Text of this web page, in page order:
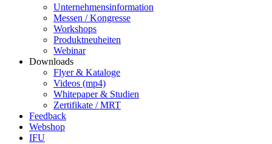
Unternehmensinformation
Messen / Kongresse
Workshops
Produktneuheiten
Webinar
Downloads
Flyer & Kataloge
Videos (mp4)
Whitepaper & Studien
Zertifikate / MRT
Feedback
Webshop
IFU